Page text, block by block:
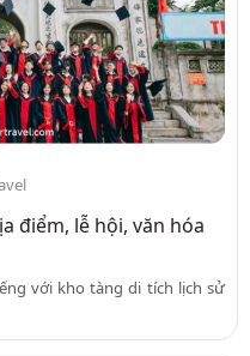
điểm, lễ hội, văn hóa
với kho tàng di tích lịch sử